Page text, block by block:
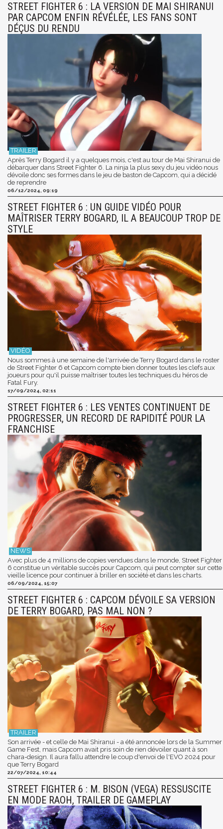
STREET FIGHTER 6 : LA VERSION DE MAI SHIRANUI
PAR CAPCOM ENFIN RÉVÉLÉE, LES FANS SONT
DÉÇUS DU RENDU
Après Terry Bogard il y a quelques mois, c'est au tour de Mai Shiranui de
débarquer dans Street Fighter 6. La ninja la plus sexy du jeu vidéo nous
dévoile donc ses formes dans le jeu de baston de Capcom, qui a décidé
de reprendre
06/12/2024, 09:19
STREET FIGHTER 6 : UN GUIDE VIDÉO POUR
MAÎTRISER TERRY BOGARD, IL A BEAUCOUP TROP DE
STYLE
Nous sommes à une semaine de l'arrivée de Terry Bogard dans le roster
de Street Fighter 6 et Capcom compte bien donner toutes les clefs aux
joueurs pour qu'il puisse maîtriser toutes les techniques du héros de
Fatal Fury.
17/09/2024, 02:11
STREET FIGHTER 6 : LES VENTES CONTINUENT DE
PROGRESSER, UN RECORD DE RAPIDITÉ POUR LA
FRANCHISE
Avec plus de 4 millions de copies vendues dans le monde, Street Fighter
6 constitue un véritable succès pour Capcom, qui peut compter sur cette
vieille licence pour continuer à briller en société et dans les charts.
06/09/2024, 15:07
STREET FIGHTER 6 : CAPCOM DÉVOILE SA VERSION
DE TERRY BOGARD, PAS MAL NON ?
Son arrivée - et celle de Mai Shiranui - a été annoncée lors de la Summer
Game Fest, mais Capcom avait pris soin de rien dévoiler quant à son
chara-design. Il aura fallu attendre le coup d'envoi de l'EVO 2024 pour
que Terry Bogard
22/07/2024, 10:44
STREET FIGHTER 6 : M. BISON (VEGA) RESSUSCITE
EN MODE RAOH, TRAILER DE GAMEPLAY